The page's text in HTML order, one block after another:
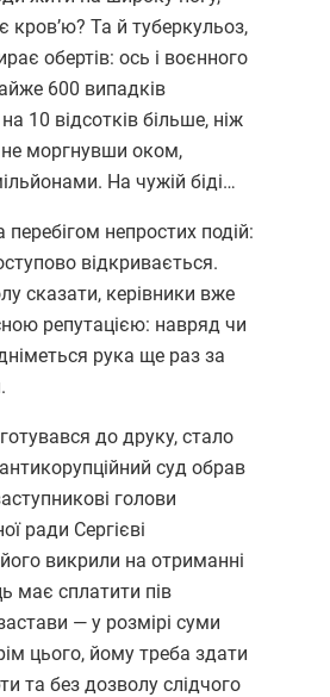
кров’ю? Та й туберкульоз,
обертів: ось і воєнного
600 випадків
10 відсотків більше, ніж
моргнувши оком,
На чужій біді…
непростих подій:
відкривається.
сказати, керівники вже
репутацією: навряд чи
рука ще раз за
до друку, стало
суд обрав
голови
ради Сергієві
викрили на отриманні
має сплатити пів
— у розмірі суми
цього, йому треба здати
та без дозволу слідчого